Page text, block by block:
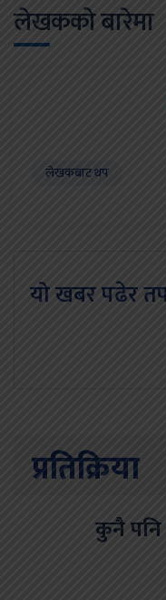
लेखकको बारेमा
लेखकबाट थप
यो खबर पढेर
प्रतिक्रिया
कुनै पनि